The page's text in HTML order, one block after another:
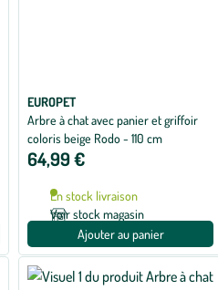
EUROPET
Arbre à chat avec panier et griffoir
coloris beige Rodo - 110 cm
64,99 €
En stock livraison
Voir stock magasin
Ajouter au panier